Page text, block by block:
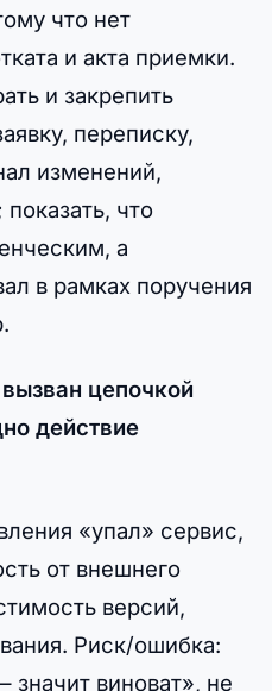
что нет
и акта приемки.
и закрепить
переписку,
изменений,
что
а
в рамках поручения
цепочкой
действие
«упал» сервис,
от внешнего
версий,
Риск/ошибка:
значит виноват», не